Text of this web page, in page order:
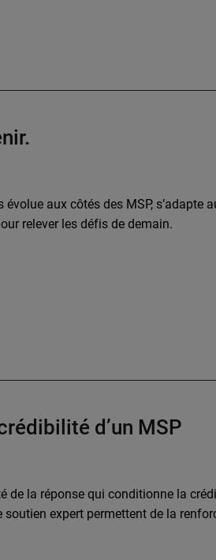
aux côtés des MSP, s’adapte
relever les défis de demain.
d’un MSP
de la réponse qui conditionne la
soutien expert permettent de la